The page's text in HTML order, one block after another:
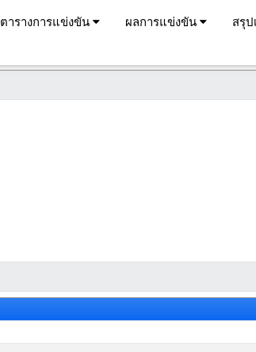
ตารางการแข่งขัน ผลการแข่งขัน สรุ